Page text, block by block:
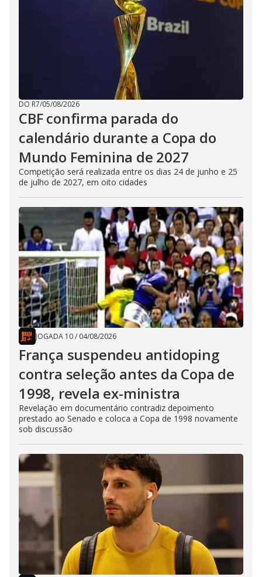
DO R7/05/08/2026
CBF confirma parada do
calendário durante a Copa do
Mundo Feminina de 2027
Competição será realizada entre os dias 24 de junho e 25
de julho de 2027, em oito cidades
JOGADA 10/ 04/08/2026
França suspendeu antidoping
contra seleção antes da Copa de
1998, revela ex-ministra
Revelação em documentário contradiz depoimento
prestado ao Senado e coloca a Copa de 1998 novamente
sob discussão